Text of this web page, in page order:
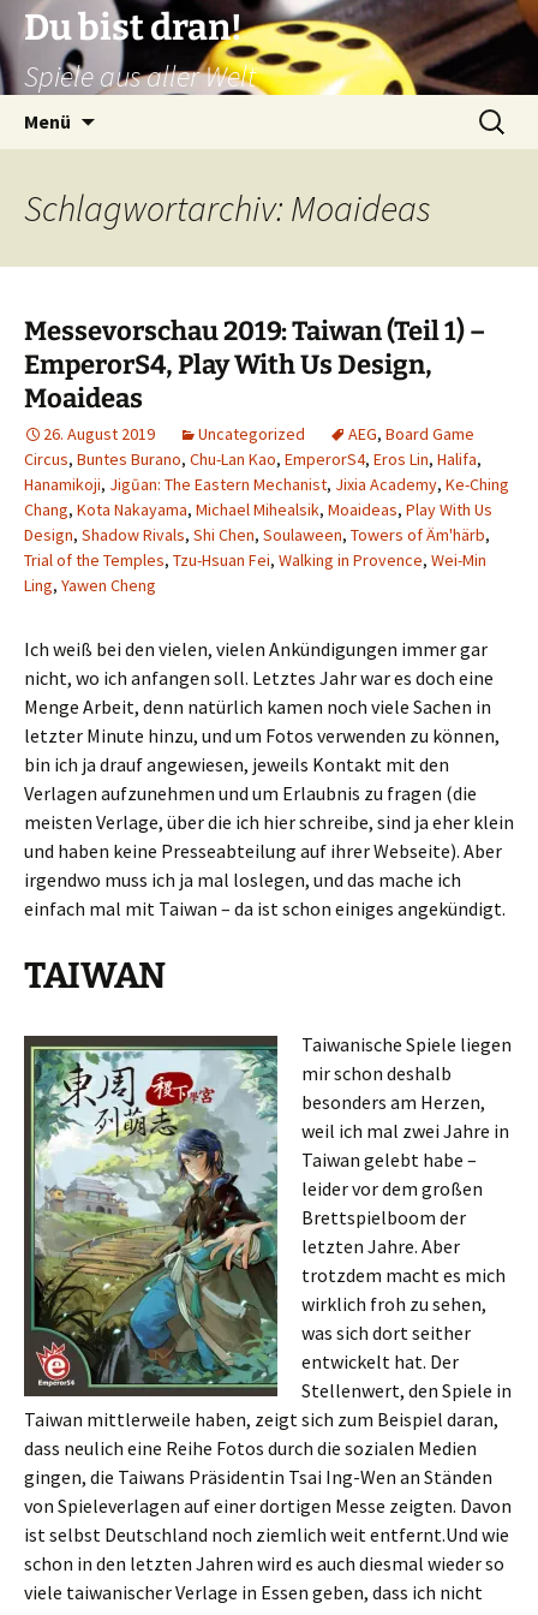
Zum
Inhalt
springen
Du bist dran!
Spiele aus aller Welt
Menü
Suchen
nach:
Schlagwortarchiv: Moaideas
Messevorschau 2019: Taiwan (Teil 1) –
EmperorS4, Play With Us Design,
Moaideas
26. August 2019 Uncategorized AEG, Board Game
Circus, Buntes Burano, Chu-Lan Kao, EmperorS4, Eros Lin, Halifa,
Hanamikoji, Jigūan: The Eastern Mechanist, Jixia Academy, Ke-Ching
Chang, Kota Nakayama, Michael Mihealsik, Moaideas, Play With Us
Design, Shadow Rivals, Shi Chen, Soulaween, Towers of Äm'härb,
Trial of the Temples, Tzu-Hsuan Fei, Walking in Provence, Wei-Min
Ling, Yawen Cheng
Ich weiß bei den vielen, vielen Ankündigungen immer gar
nicht, wo ich anfangen soll. Letztes Jahr war es doch eine
Menge Arbeit, denn natürlich kamen noch viele Sachen in
letzter Minute hinzu, und um Fotos verwenden zu können,
bin ich ja drauf angewiesen, jeweils Kontakt mit den
Verlagen aufzunehmen und um Erlaubnis zu fragen (die
meisten Verlage, über die ich hier schreibe, sind ja eher klein
und haben keine Presseabteilung auf ihrer Webseite). Aber
irgendwo muss ich ja mal loslegen, und das mache ich
einfach mal mit Taiwan – da ist schon einiges angekündigt.
TAIWAN
Taiwanische Spiele liegen
mir schon deshalb
besonders am Herzen,
weil ich mal zwei Jahre in
Taiwan gelebt habe –
leider vor dem großen
Brettspielboom der
letzten Jahre. Aber
trotzdem macht es mich
wirklich froh zu sehen,
was sich dort seither
entwickelt hat. Der
Stellenwert, den Spiele in
Taiwan mittlerweile haben, zeigt sich zum Beispiel daran,
dass neulich eine Reihe Fotos durch die sozialen Medien
gingen, die Taiwans Präsidentin Tsai Ing-Wen an Ständen
von Spieleverlagen auf einer dortigen Messe zeigten. Davon
ist selbst Deutschland noch ziemlich weit entfernt.Und wie
schon in den letzten Jahren wird es auch diesmal wieder so
viele taiwanischer Verlage in Essen geben, dass ich nicht